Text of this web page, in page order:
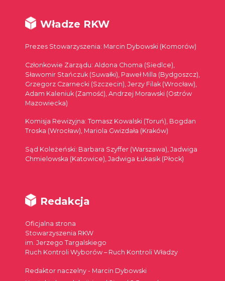
Władze RKW
Prezes Stowarzyszenia: Marcin Dybowski (Komorów)
Członkowie Zarządu: Aldona Choma (Siedlce),
Sławomir Stańczuk (Suwałki), Paweł Milla (Bydgoszcz),
Grzegorz Czarnecki (Szczecin), Jerzy Filak (Wrocław),
Adam Kaleniuk (Zamość), Andrzej Morawski (Ostrów
Mazowiecka)
Komisja Rewizyjna: Tomasz Kowalski (Toruń), Bogdan
Troska (Wrocław), Mariola Gwizdała (Kraków)
Sąd Koleżeński: Barbara Szyffer (Warszawa), Jadwiga
Chmielowska (Katowice), Jadwiga Łukasik (Płock)
Redakcja
Oficjalna strona
Stowarzyszenia RKW
im. Jerzego Targalskiego
Ruch Kontroli Wyborów – Ruch Kontroli Władzy
Redaktor naczelny - Marcin Dybowski